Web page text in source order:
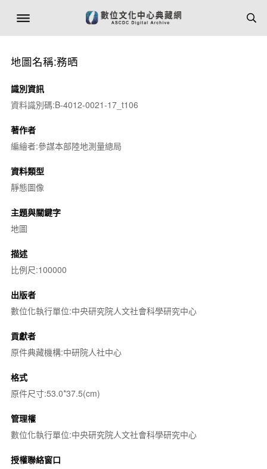
地圖名稱:務晒
識別資訊
資料識別碼:B-4012-0021-17_t106
著作者
編繪者:參謀本部陸地測量總局
資料類型
靜態圖像
主題與關鍵字
地圖
描述
比例尺:100000
出版者
數位化執行單位:中央研究院人文社會科學研究中心
貢獻者
原件典藏機構:中研院人社中心
格式
原件尺寸:53.0*37.5(cm)
管理權
數位化執行單位:中央研究院人文社會科學研究中心
授權聯絡窗口